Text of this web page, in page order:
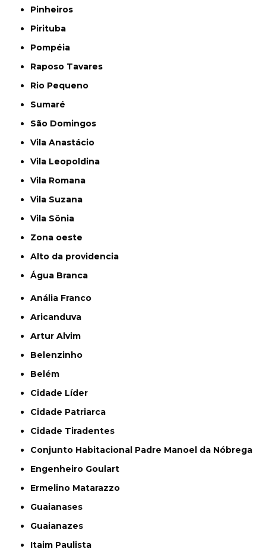
Pinheiros
Pirituba
Pompéia
Raposo Tavares
Rio Pequeno
Sumaré
São Domingos
Vila Anastácio
Vila Leopoldina
Vila Romana
Vila Suzana
Vila Sônia
Zona oeste
alto da providencia
Água Branca
Anália Franco
Aricanduva
Artur Alvim
Belenzinho
Belém
Cidade Líder
Cidade Patriarca
Cidade Tiradentes
Conjunto Habitacional Padre Manoel da Nóbrega
Engenheiro Goulart
Ermelino Matarazzo
Guaianases
Guaianazes
Itaim Paulista